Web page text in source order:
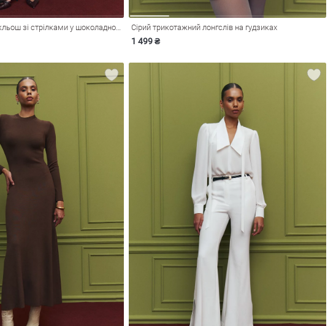
Трикотажні штани-кльош зі стрілками у шоколадному відтінку Сірий трикотажний лонгслів на гудзиках
1 499 ₴